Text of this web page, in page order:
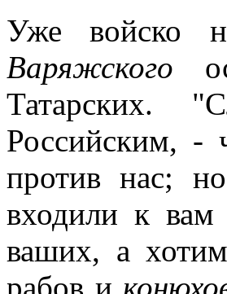
Уже войско
Варяжского
Татарских.
Российским, -
против нас;
входили к
ваших, а хотим